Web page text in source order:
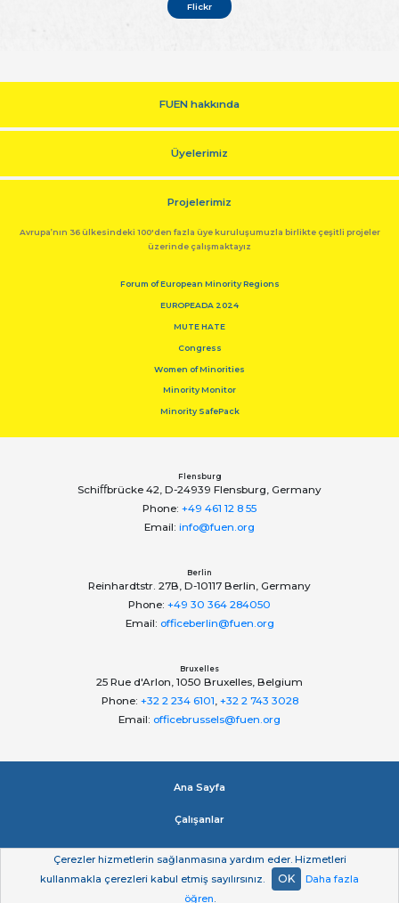
Flickr
FUEN hakkında
Üyelerimiz
Projelerimiz
Avrupa’nın 36 ülkesindeki 100'den fazla üye kuruluşumuzla birlikte çeşitli projeler
üzerinde çalışmaktayız
Forum of European Minority Regions
EUROPEADA 2024
MUTE HATE
Congress
Women of Minorities
Minority Monitor
Minority SafePack
Flensburg
Schiﬀbrücke 42, D-24939 Flensburg, Germany
Phone: +49 461 12 8 55
Email: info@fuen.org
Berlin
Reinhardtstr. 27B, D-10117 Berlin, Germany
Phone: +49 30 364 284050
Email: officeberlin@fuen.org
Bruxelles
25 Rue d'Arlon, 1050 Bruxelles, Belgium
Phone: +32 2 234 6101, +32 2 743 3028
Email: officebrussels@fuen.org
Ana Sayfa
Çalışanlar
Impressum
Gizlilik beyan
Çerezler hizmetlerin sağlanmasına yardım eder. Hizmetleri
kullanmakla çerezleri kabul etmiş sayılırsınız.
OK
Daha fazla
öğren.